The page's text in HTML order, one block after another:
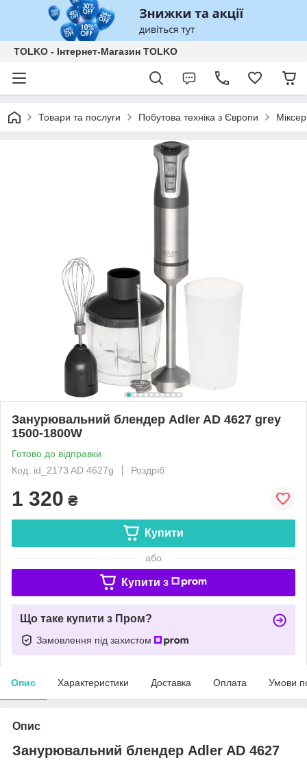
TOLKO - Інтернет-Магазин TOLKO
Товари та послуги Побутова техніка з Європи
Занурювальний блендер Adler AD 4627 grey
1500-1800W
Готово до відправки
Код: id_2173 AD 4627g
Роздріб
1 320 ₴
Купити
або
Купити з
Що таке купити з Пром?
Замовлення під захистом
Опис Характеристики Доставка Оплата Умови
Опис
Занурювальний блендер Adler AD 4627